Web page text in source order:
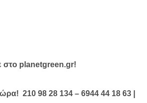
στο planetgreen.gr!
210 98 28 134 – 6944 44 18 63 |